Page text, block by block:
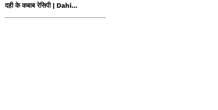
दही के कबाब रेसिपी | Dahi...